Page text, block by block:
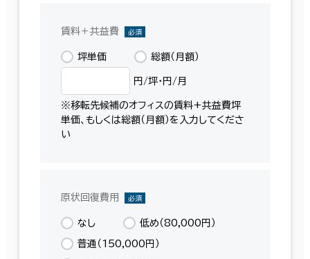
賃料＋共益費 必須
坪単価 総額（月額）
円/坪・円/月
※移転先候補のオフィスの賃料+共益費坪
単価、もしくは総額（月額）を入力してくださ
い
原状回復費用 必須
なし 低め（80,000円）
普通（150,000円）